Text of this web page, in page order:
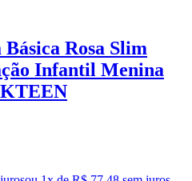
Rosa Slim
Infantil Menina